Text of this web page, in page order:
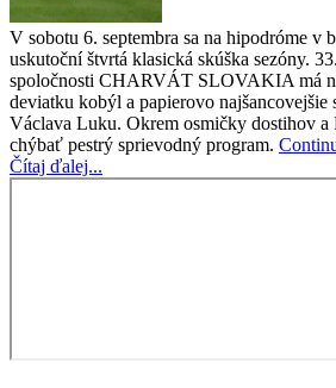
V sobotu 6. septembra sa na hipodróme v
uskutoční štvrtá klasická skúška sezóny.
spoločnosti CHARVÁT SLOVAKIA má
deviatku kobýl a papierovo najšancovejšie
Václava Luku. Okrem osmičky dostihov a
chýbať pestrý sprievodný program.
Čítaj ďalej...